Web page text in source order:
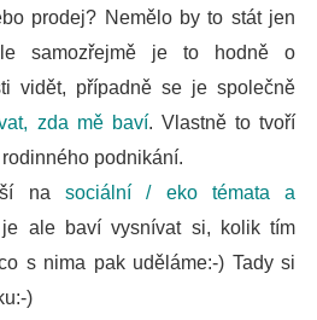
prodej? Nemělo by to stát jen
samozřejmě je to hodně o
vidět, případně se je společně
zda mě baví. Vlastně to tvoří
podnikání.
na sociální / eko témata a
ale baví vysnívat si, kolik tím
s nima pak uděláme:-) Tady si
)